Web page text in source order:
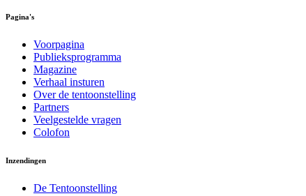
Pagina's
Voorpagina
Publieksprogramma
Magazine
Verhaal insturen
Over de tentoonstelling
Partners
Veelgestelde vragen
Colofon
Inzendingen
De Tentoonstelling